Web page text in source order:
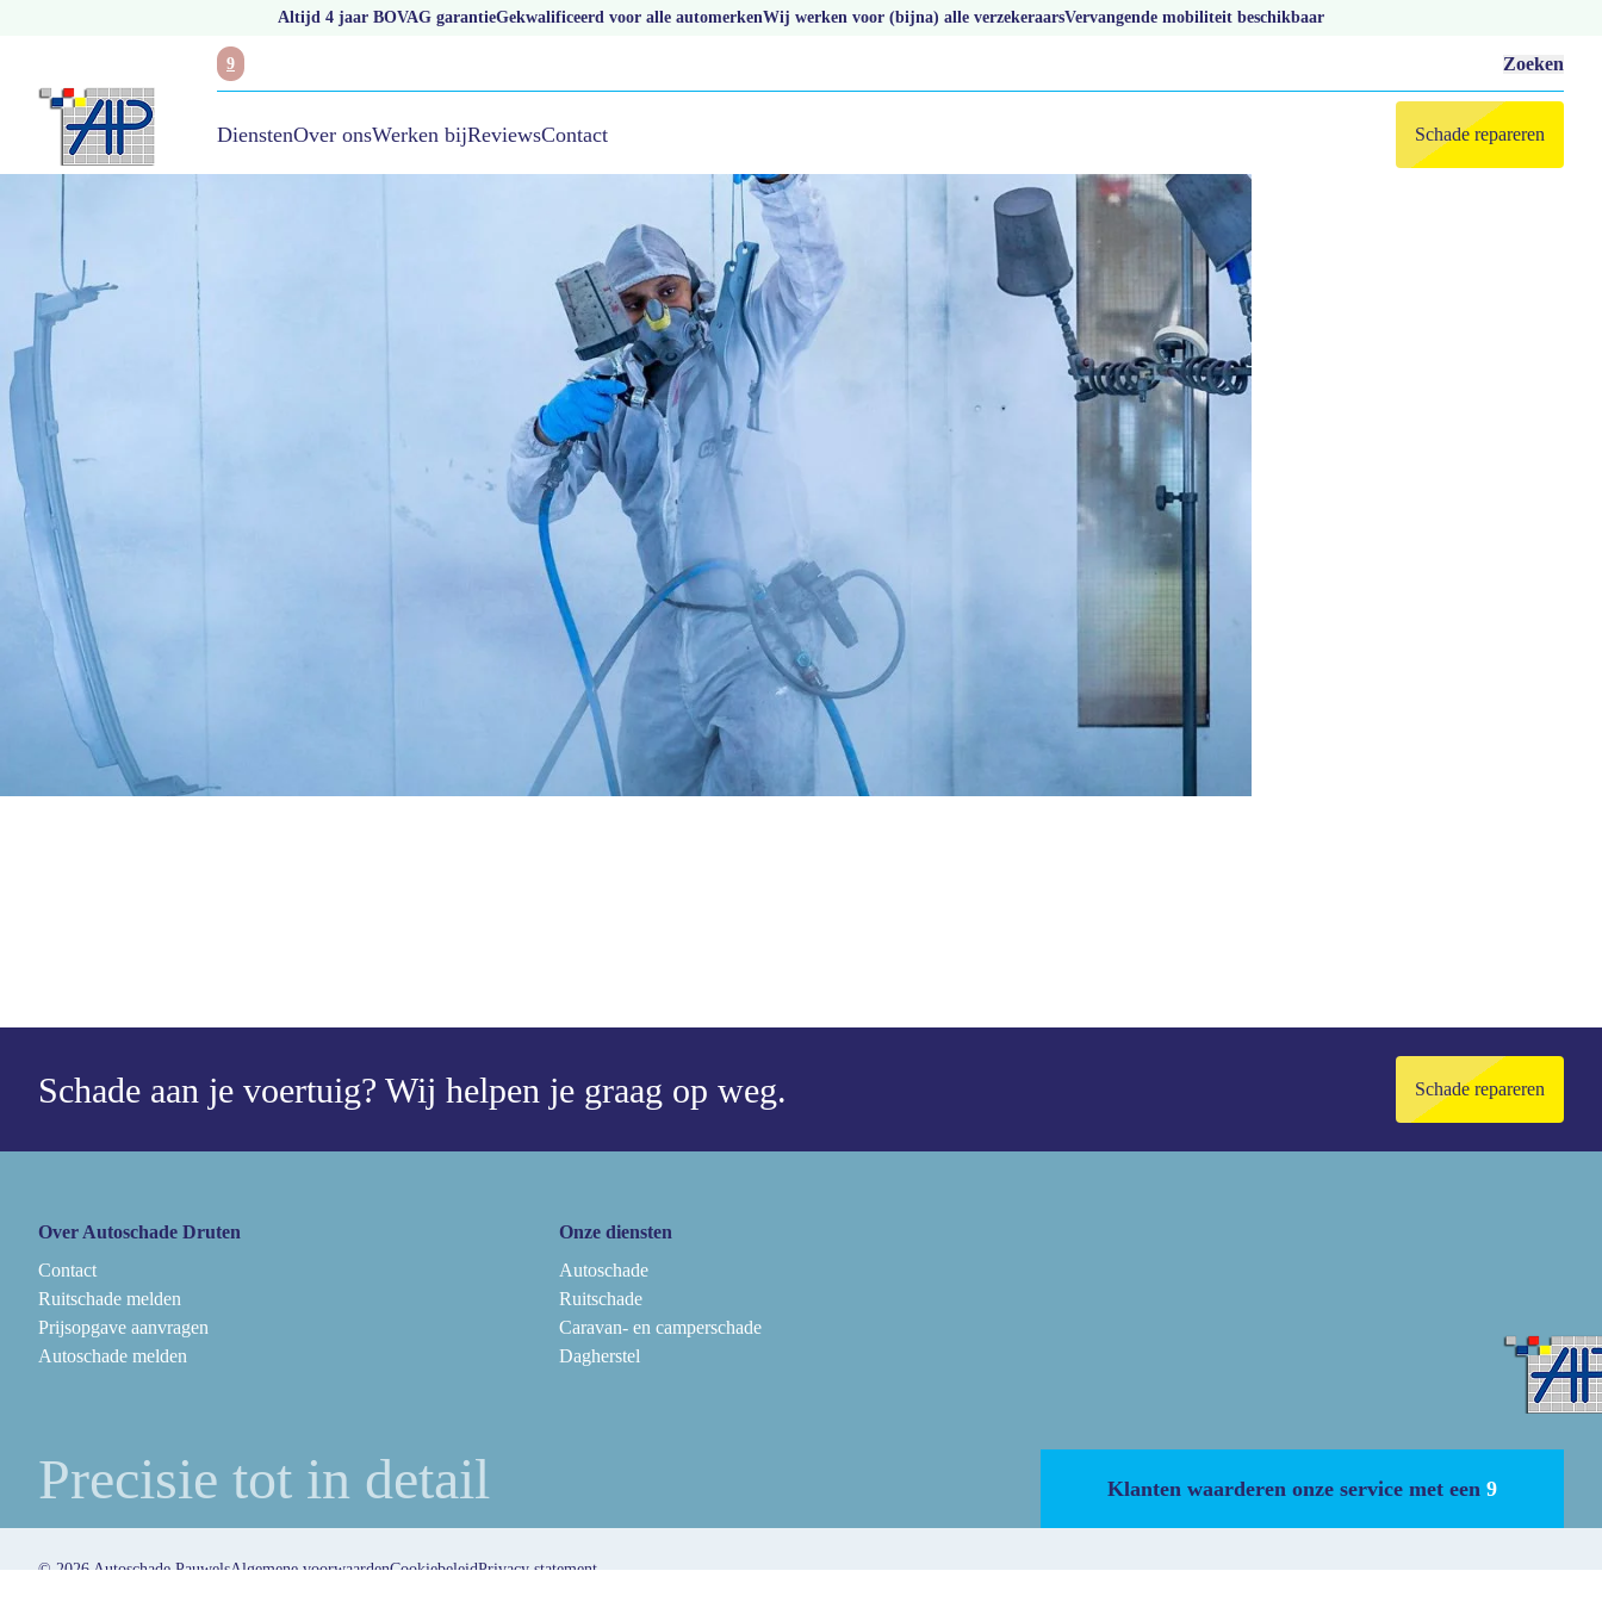
Altijd 4 jaar BOVAG garantieGekwalificeerd voor alle automerkenWij werken voor (bijna) alle verzekeraarsVervangende mobiliteit beschikbaar
9 Zoeken
DienstenOver onsWerken bijReviewsContact Schade repareren
Autoschade melden
Schade aan je voertuig? Wij helpen je graag op weg. Schade repareren
Over Autoschade Druten
Contact
Ruitschade melden
Prijsopgave aanvragen
Autoschade melden
Onze diensten
Autoschade
Ruitschade
Caravan- en camperschade
Dagherstel
Precisie tot in detail Klanten waarderen onze service met een 9
© 2026 Autoschade PauwelsAlgemene voorwaardenCookiebeleidPrivacy statement